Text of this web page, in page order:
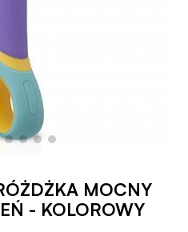
MOCNY
- KOLOROWY